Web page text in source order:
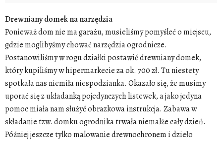
Drewniany domek na narzędzia
Ponieważ dom nie magarażu, musieliśmy pomyśleć o miejscu,
gdzie moglibyśmy chowaćnarzędzia ogrodnicze.
Postanowiliśmy w rogu działki postawić drewnianydomek,
który kupiliśmy w hipermarkecie za ok. 700 zł. Tu niestety
spotkała nas niemiła niespodzianka. Okazało się, że musimy
uporać się z układanką pojedynczych listewek, a jako jedyna
pomoc miała nam służyć obrazkowa instrukcja. Zabawa w
składanie tzw. domkuogrodnika trwała niemalże cały dzień.
Później jeszcze tylko malowanie drewnochronem i dzieło